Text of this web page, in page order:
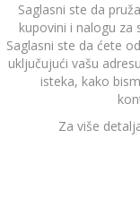
Saglasni ste da
kupovini i nalogu za
Saglasni ste da ćete
uključujući vašu
isteka, kako
Za više